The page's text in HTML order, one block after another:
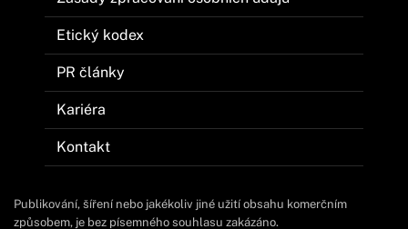
Etický kodex
PR články
Kariéra
Kontakt
Publikování, šíření nebo jakékoliv jiné užití obsahu komerčním
způsobem, je bez písemného souhlasu zakázáno.